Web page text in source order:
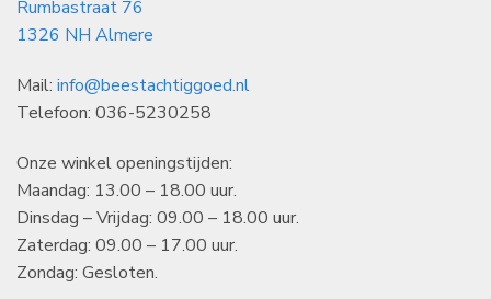
Rumbastraat 76
1326 NH Almere
Mail: info@beestachtiggoed.nl
Telefoon: 036-5230258
Onze winkel openingstijden:
Maandag: 13.00 – 18.00 uur.
Dinsdag – Vrijdag: 09.00 – 18.00 uur.
Zaterdag: 09.00 – 17.00 uur.
Zondag: Gesloten.